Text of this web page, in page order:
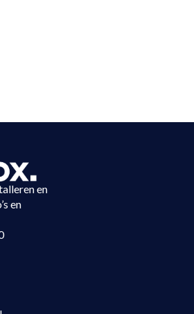
en
en